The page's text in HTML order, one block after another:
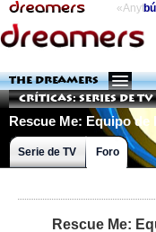
THE DREAMERS
Críticas: Series de TV
Rescue Me: Equipo de
Serie de TV Foro
Rescue Me: